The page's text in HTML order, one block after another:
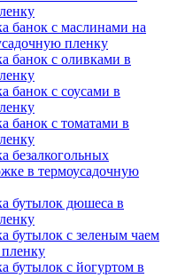
банок с маслинами на
пленку
банок с оливками в
банок с соусами в
банок с томатами в
безалкогольных
в термоусадочную
бутылок дюшеса в
бутылок с зеленым чаем
бутылок с йогуртом в